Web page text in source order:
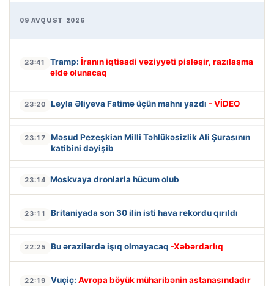
09 AVQUST 2026
23:41 Tramp: İranın iqtisadi vəziyyəti pisləşir, razılaşma
əldə olunacaq
23:20 Leyla Əliyeva Fatimə üçün mahnı yazdı - VİDEO
23:17
Məsud Pezeşkian Milli Təhlükəsizlik Ali Şurasının
katibini dəyişib
23:14 Moskvaya dronlarla hücum olub
23:11 Britaniyada son 30 ilin isti hava rekordu qırıldı
22:25 Bu ərazilərdə işıq olmayacaq -Xəbərdarlıq
22:19 Vuçiç: Avropa böyük müharibənin astanasındadır